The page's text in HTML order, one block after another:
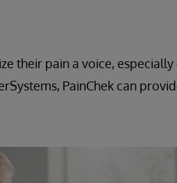
their pain a voice,
PainChek can